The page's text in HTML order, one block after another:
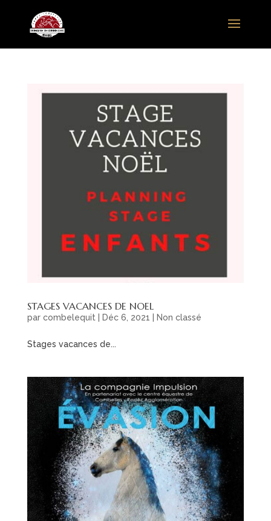
STAGES VACANCES DE NOEL
par combelequit Déc 6, 2021 Non classé
Stages vacances de...